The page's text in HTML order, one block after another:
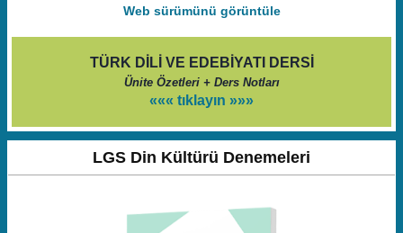
Web sürümünü görüntüle
TÜRK DİLİ VE EDEBİYATI DERSİ
Ünite Özetleri + Ders Notları
««« tıklayın »»»
LGS Din Kültürü Denemeleri